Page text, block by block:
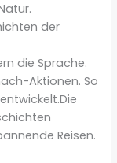
der
die Sprache.
Aktionen. So
Reisen.